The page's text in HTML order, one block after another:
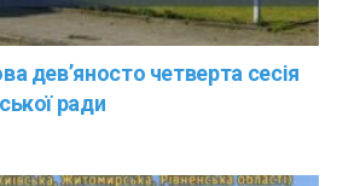
дев’яносто четверта сесія
ради